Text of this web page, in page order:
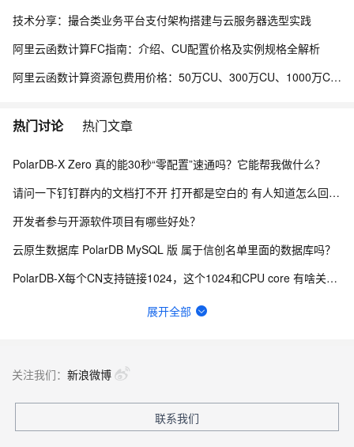
技术分享：撮合类业务平台支付架构搭建与云服务器选型实践
阿里云函数计算FC指南：介绍、CU配置价格及实例规格全解析
阿里云函数计算资源包费用价格：50万CU、300万CU、1000万CU、2亿CU、20亿CU费用清单
热门讨论 热门文章
PolarDB-X Zero 真的能30秒“零配置”速通吗？它能帮我做什么？
请问一下钉钉群内的文档打不开 打开都是空白的 有人知道怎么回事吗？
开发者参与开源软件项目有哪些好处？
云原生数据库 PolarDB MySQL 版 属于信创名单里面的数据库吗？
PolarDB-X每个CN支持链接1024，这个1024和CPU core 有啥关系啊？
PolarDB 属于信创名单里面的数据库吗？
polardb中如何查询表和sequence的关联啊？
PolarDB的InnoDB数据库引擎 能用列存索引么？
展开全部
关注我们： 新浪微博
联系我们